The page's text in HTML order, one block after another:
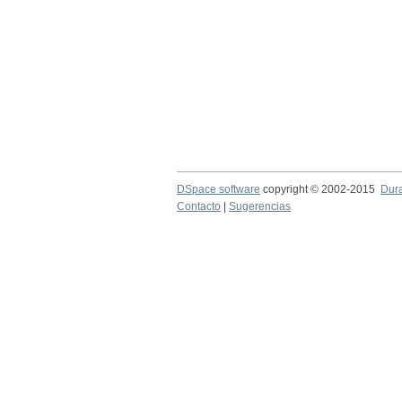
DSpace software copyright © 2002-2015
Contacto
Sugerencias